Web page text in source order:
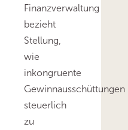
Finanzverwaltung
bezieht
Stellung,
wie
inkongruente
Gewinnausschüttungen
steuerlich
zu